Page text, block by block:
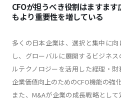
CFOが担うべき役割はますま
もより重要性を増している
多くの日本企業は、選択と集中に
し、グローバルに展開するビジネ
ルテクノロジーを活用した経理・財
企業価値向上のためのCFO機能の強
また、M&Aが企業の成長戦略とし